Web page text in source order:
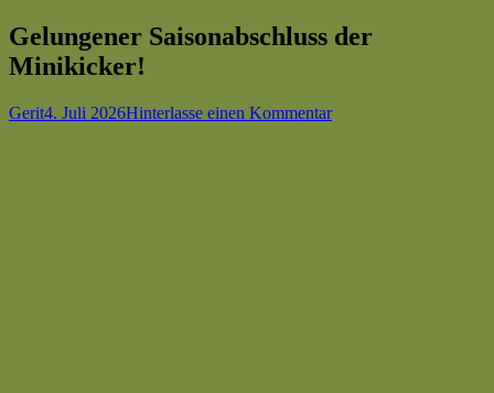
Gelungener Saisonabschluss der
Minikicker!
Autor
GeritVeröffentlicht
4. Juli 2026Hinterlasse einen Kommentarzu